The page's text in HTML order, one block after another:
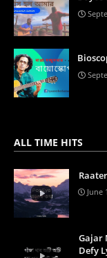
ALL TIME HITS
June
Gajar
Defy